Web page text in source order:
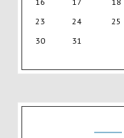
23
24 25
30
31